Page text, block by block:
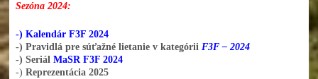
Sezóna 2024:
-) Kalendár F3F 2024
-) Pravidlá pre súťažné lietanie v kategórii F3F – 2024
-) Seriál MaSR F3F 2024
-) Reprezentácia 2025